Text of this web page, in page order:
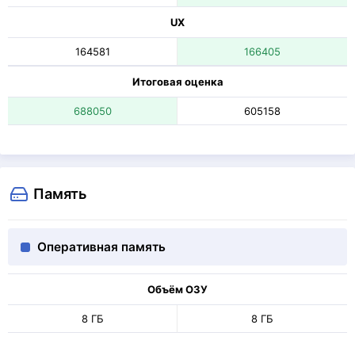
UX
164581 166405
Итоговая оценка
688050 605158
Память
Оперативная память
Объём ОЗУ
8 ГБ 8 ГБ